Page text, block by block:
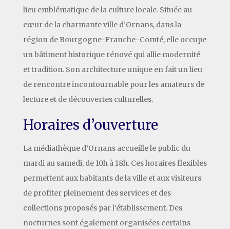
lieu emblématique de la culture locale. Située au
cœur de la charmante ville d’Ornans, dans la
région de Bourgogne-Franche-Comté, elle occupe
un bâtiment historique rénové qui allie modernité
et tradition. Son architecture unique en fait un lieu
de rencontre incontournable pour les amateurs de
lecture et de découvertes culturelles.
Horaires d’ouverture
La médiathèque d’Ornans accueille le public du
mardi au samedi, de 10h à 18h. Ces horaires flexibles
permettent aux habitants de la ville et aux visiteurs
de profiter pleinement des services et des
collections proposés par l’établissement. Des
nocturnes sont également organisées certains